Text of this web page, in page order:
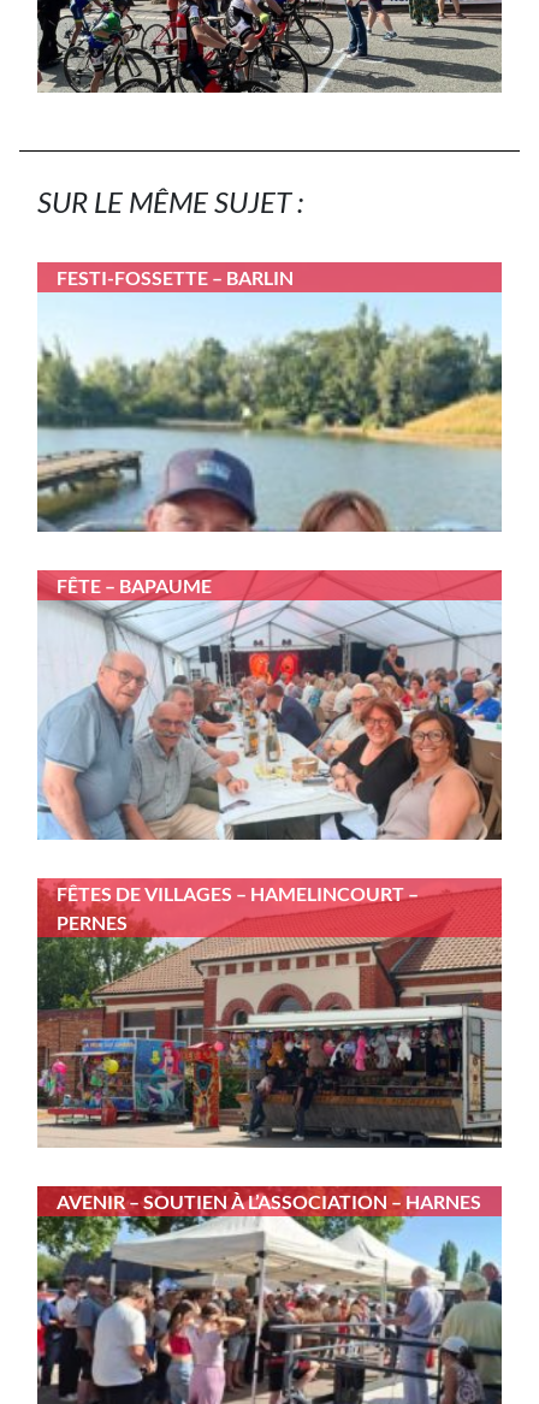
SUR LE MÊME SUJET :
FESTI-FOSSETTE – BARLIN
FÊTE – BAPAUME
FÊTES DE VILLAGES – HAMELINCOURT –
PERNES
AVENIR – SOUTIEN À L’ASSOCIATION – HARNES